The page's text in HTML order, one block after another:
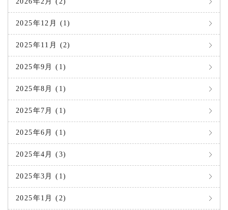
2025年12月 (1)
2025年11月 (2)
2025年9月 (1)
2025年8月 (1)
2025年7月 (1)
2025年6月 (1)
2025年4月 (3)
2025年3月 (1)
2025年1月 (2)